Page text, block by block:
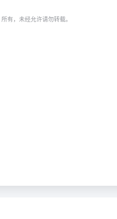
所有，未经允许请勿转载。